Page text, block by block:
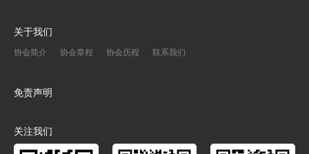
关于我们
协会简介 协会章程 协会历程 联系我们
免责声明
关注我们